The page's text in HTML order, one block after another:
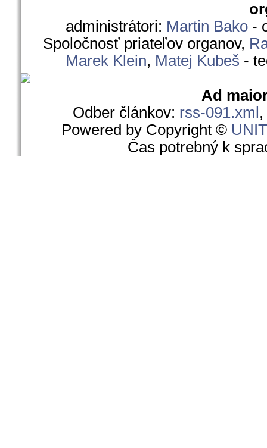
administrátori: Martin Bako-
Spoločnosť priateľov organov,
Marek Klein, Matej Kubeš -
Ad
Odber článkov: rss-091.xml ,
Powered by Copyright ©
Čas potrebný k